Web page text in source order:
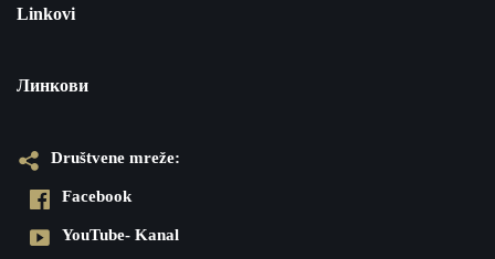
Linkovi
Линкови
Društvene mreže:
Facebook
YouTube- Kanal